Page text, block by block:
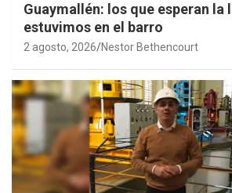
Guaymallén: los que esperan la
estuvimos en el barro
2 agosto, 2026 Nestor Bethencourt